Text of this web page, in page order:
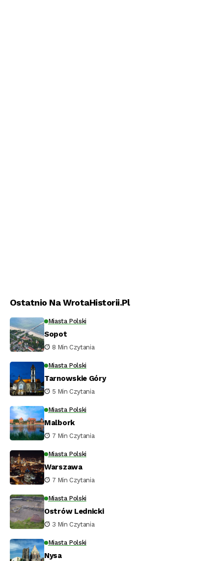
Ostatnio Na WrotaHistorii.pl
Miasta Polski
Sopot
8 Min Czytania
Miasta Polski
Tarnowskie Góry
5 Min Czytania
Miasta Polski
Malbork
7 Min Czytania
Miasta Polski
Warszawa
7 Min Czytania
Miasta Polski
Ostrów Lednicki
3 Min Czytania
Miasta Polski
Nysa